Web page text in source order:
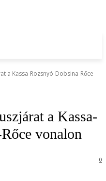
a Kassa-Rozsnyó-Dobsina-Rőce
a Kassa-
vonalon
0